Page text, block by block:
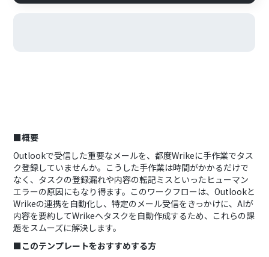
■概要
Outlookで受信した重要なメールを、都度Wrikeに手作業でタス
ク登録していませんか。こうした手作業は時間がかかるだけで
なく、タスクの登録漏れや内容の転記ミスといったヒューマン
エラーの原因にもなり得ます。このワークフローは、Outlookと
Wrikeの連携を自動化し、特定のメール受信をきっかけに、AIが
内容を要約してWrikeへタスクを自動作成するため、これらの課
題をスムーズに解決します。
■このテンプレートをおすすめする方